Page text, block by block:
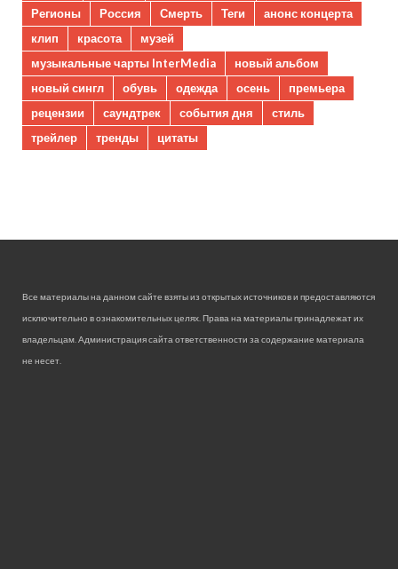
Регионы
Россия Смерть Теги
анонс концерта
клип
красота
музей
музыкальные чарты InterMedia
новый альбом
новый сингл
обувь одежда осень
премьера
рецензии
саундтрек события дня
стиль
трейлер
тренды цитаты
Все материалы на данном сайте взяты из открытых источников и предоставляются
исключительно в ознакомительных целях. Права на материалы принадлежат их
владельцам. Администрация сайта ответственности за содержание материала
не несет.